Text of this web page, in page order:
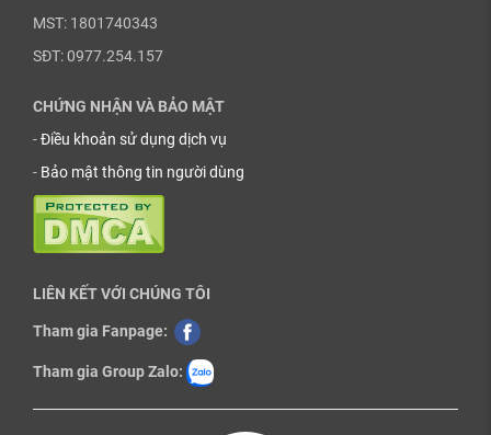
MST: 1801740343
SĐT: 0977.254.157
CHỨNG NHẬN VÀ BẢO MẬT
-Điều khoản sử dụng dịch vụ
- Bảo mật thông tin người dùng
LIÊN KẾT VỚI CHÚNG TÔI
Tham gia Fanpage:
Tham gia Group Zalo: